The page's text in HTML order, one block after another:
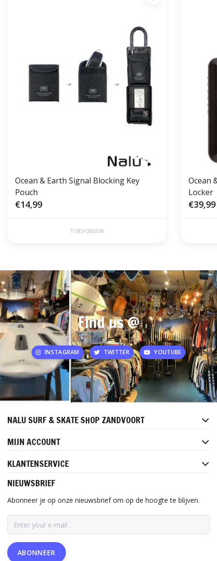
Ocean & Earth Signal Blocking Key
Pouch
€14,99
TOEVOEGEN
Ocean
Locker
€39,99
Find us @
INSTAGRAM TWITTER YOUTUBE
NALU SURF & SKATE SHOP ZANDVOORT
MIJN ACCOUNT
KLANTENSERVICE
NIEUWSBRIEF
Abonneer je op onze nieuwsbrief om op de hoogte te blijven.
ABONNEER